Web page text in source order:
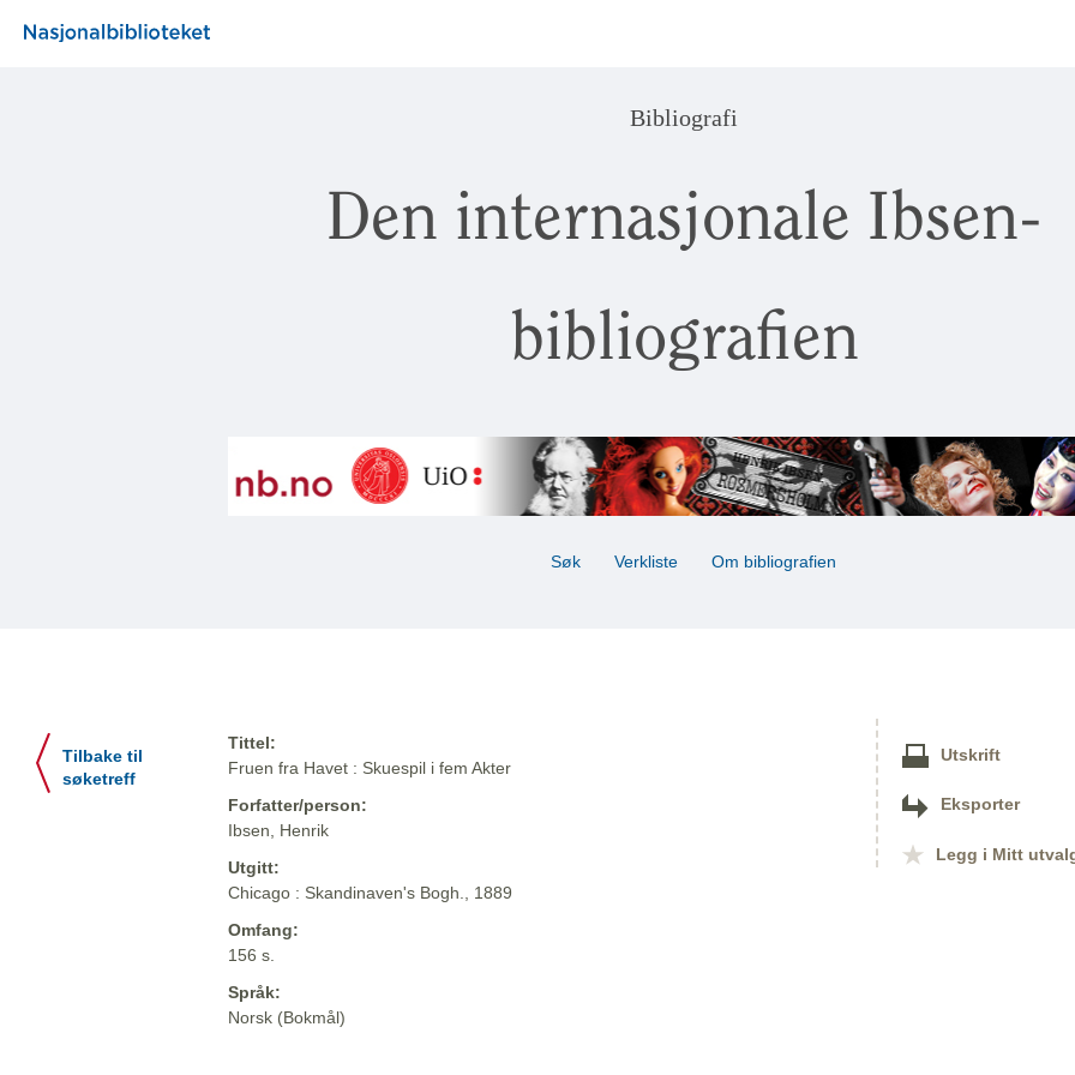
Bibliografi
Den internasjonale Ibsen-
bibliografien
Søk Verkliste Om bibliografien
Tilbake til
søketreff
Tittel:
Fruen fra Havet : Skuespil i fem Akter
Forfatter/person:
Ibsen, Henrik
Utgitt:
Chicago : Skandinaven's Bogh., 1889
Omfang:
156 s.
Språk:
Norsk (Bokmål)
Utskrift
Eksporter
Legg i Mitt